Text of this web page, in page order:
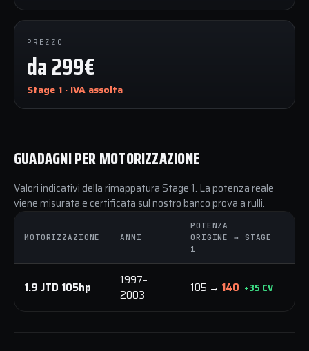
PREZZO
da 299€
Stage 1 · IVA assolta
GUADAGNI PER MOTORIZZAZIONE
Valori indicativi della rimappatura Stage 1. La potenza reale
viene misurata e certificata sul nostro banco prova a rulli.
MOTORIZZAZIONE ANNI
POTENZA
ORIGINE → STAGE
1
1.9 JTD 105hp
1997–
2003
105 → 140 +35 CV